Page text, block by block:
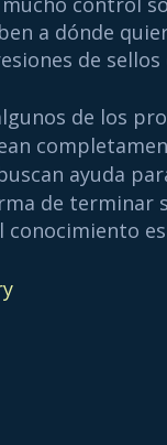
a dónde
de
de los
ayuda
de terminar
conocimiento